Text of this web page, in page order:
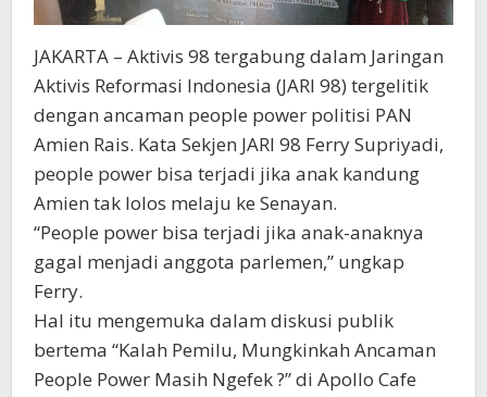
JAKARTA – Aktivis 98 tergabung dalam Jaringan
Aktivis Reformasi Indonesia (JARI 98) tergelitik
dengan ancaman people power politisi PAN
Amien Rais. Kata Sekjen JARI 98 Ferry Supriyadi,
people power bisa terjadi jika anak kandung
Amien tak lolos melaju ke Senayan.
“People power bisa terjadi jika anak-anaknya
gagal menjadi anggota parlemen,” ungkap
Ferry.
Hal itu mengemuka dalam diskusi publik
bertema “Kalah Pemilu, Mungkinkah Ancaman
People Power Masih Ngefek ?” di Apollo Cafe